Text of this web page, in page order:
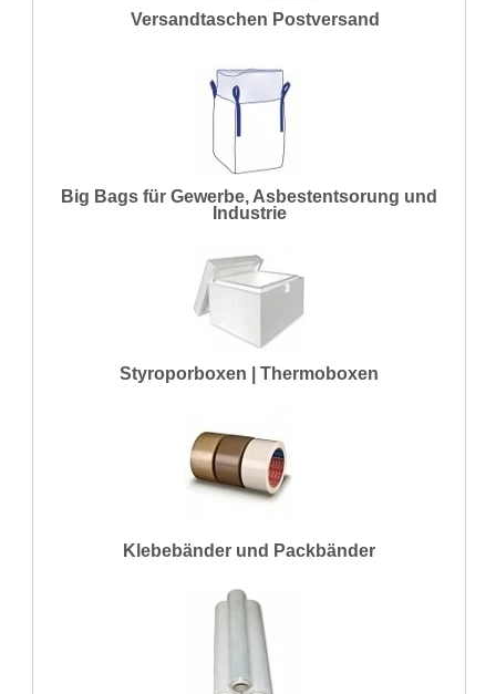
Versandtaschen Postversand
Big Bags für Gewerbe, Asbestentsorung und
Industrie
Styroporboxen | Thermoboxen
Klebebänder und Packbänder